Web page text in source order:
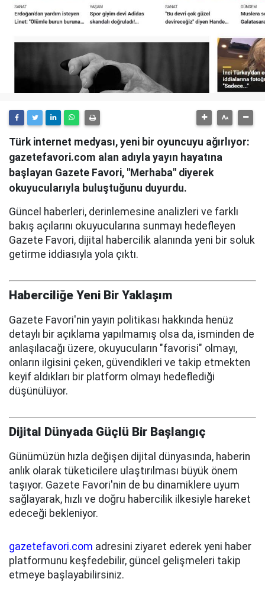
Türk internet medyası, yeni bir oyuncuyu ağırlıyor:
gazetefavori.com alan adıyla yayın hayatına
başlayan Gazete Favori, "Merhaba" diyerek
okuyucularıyla buluştuğunu duyurdu.
Güncel haberleri, derinlemesine analizleri ve farklı
bakış açılarını okuyucularına sunmayı hedefleyen
Gazete Favori, dijital habercilik alanında yeni bir soluk
getirme iddiasıyla yola çıktı.
Haberciliğe Yeni Bir Yaklaşım
Gazete Favori'nin yayın politikası hakkında henüz
detaylı bir açıklama yapılmamış olsa da, isminden de
anlaşılacağı üzere, okuyucuların "favorisi" olmayı,
onların ilgisini çeken, güvendikleri ve takip etmekten
keyif aldıkları bir platform olmayı hedeflediği
düşünülüyor.
Dijital Dünyada Güçlü Bir Başlangıç
Günümüzün hızla değişen dijital dünyasında, haberin
anlık olarak tüketicilere ulaştırılması büyük önem
taşıyor. Gazete Favori'nin de bu dinamiklere uyum
sağlayarak, hızlı ve doğru habercilik ilkesiyle hareket
edeceği bekleniyor.
gazetefavori.com adresini ziyaret ederek yeni haber
platformunu keşfedebilir, güncel gelişmeleri takip
etmeye başlayabilirsiniz.